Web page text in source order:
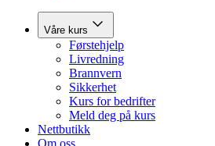
Våre kurs
Førstehjelp
Livredning
Brannvern
Sikkerhet
Kurs for bedrifter
Meld deg på kurs
Nettbutikk
Om oss